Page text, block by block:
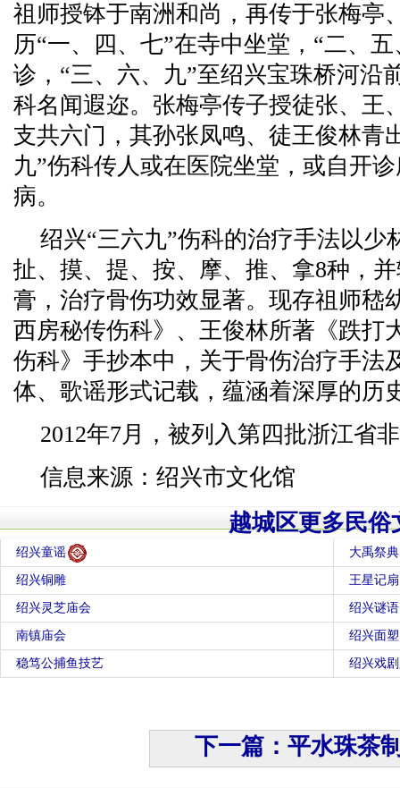
祖师授钵于南洲和尚，再传于张梅亭
历“一、四、七”在寺中坐堂，“二、
诊，“三、六、九”至绍兴宝珠桥河沿
科名闻遐迩。张梅亭传子授徒张、王
支共六门，其孙张凤鸣、徒王俊林青
九”伤科传人或在医院坐堂，或自开
病。
绍兴“三六九”伤科的治疗手法以少
扯、摸、提、按、摩、推、拿8种，
膏，治疗骨伤功效显著。现存祖师嵇
西房秘传伤科》、王俊林所著《跌打
伤科》手抄本中，关于骨伤治疗手法
体、歌谣形式记载，蕴涵着深厚的历
2012年7月，被列入第四批浙江省
信息来源：绍兴市文化馆
越城区更多民俗
绍兴童谣 大禹祭典
绍兴铜雕 王星记扇
绍兴灵芝庙会 绍兴谜语
南镇庙会 绍兴面塑
稳笃公捕鱼技艺 绍兴戏
下一篇：平水珠茶